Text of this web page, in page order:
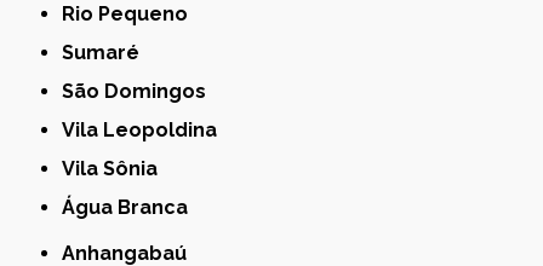
Rio Pequeno
Sumaré
São Domingos
Vila Leopoldina
Vila Sônia
Água Branca
Anhangabaú